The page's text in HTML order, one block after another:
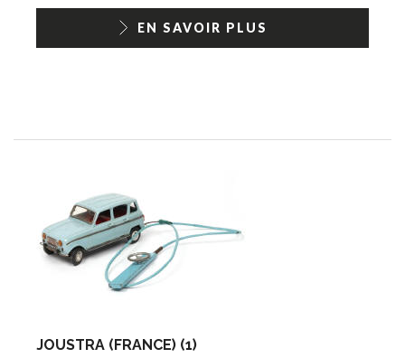
EN SAVOIR PLUS
JOUSTRA (FRANCE) (1)